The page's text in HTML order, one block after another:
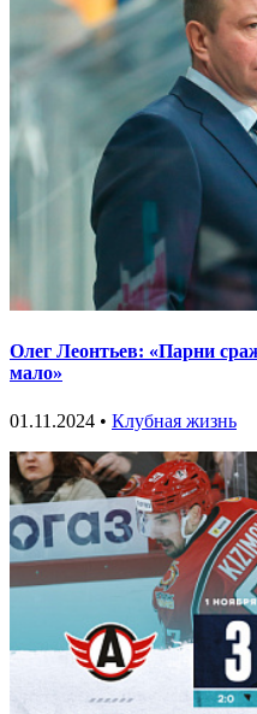
Олег Леонтьев: «Парни
мало»
01.11.2024 • Клубная жизнь